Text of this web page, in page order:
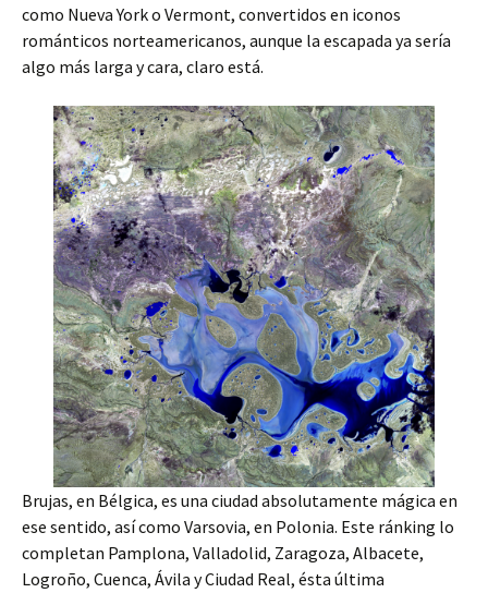
como Nueva York o Vermont, convertidos en iconos
románticos norteamericanos, aunque la escapada ya sería
algo más larga y cara, claro está.
Brujas, en Bélgica, es una ciudad absolutamente mágica en
ese sentido, así como Varsovia, en Polonia. Este ránking lo
completan Pamplona, Valladolid, Zaragoza, Albacete,
Logroño, Cuenca, Ávila y Ciudad Real, ésta última